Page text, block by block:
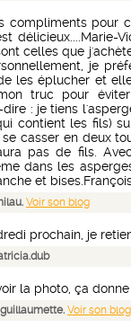
compliments pour
délicieux....Marie-
celles que
je
les éplucher et
truc pour
: je tiens
contient les fils)
casser en deux
pas de fils.
dans les
et
Voir son blog
prochain, je
la photo, ça
Voir son blog